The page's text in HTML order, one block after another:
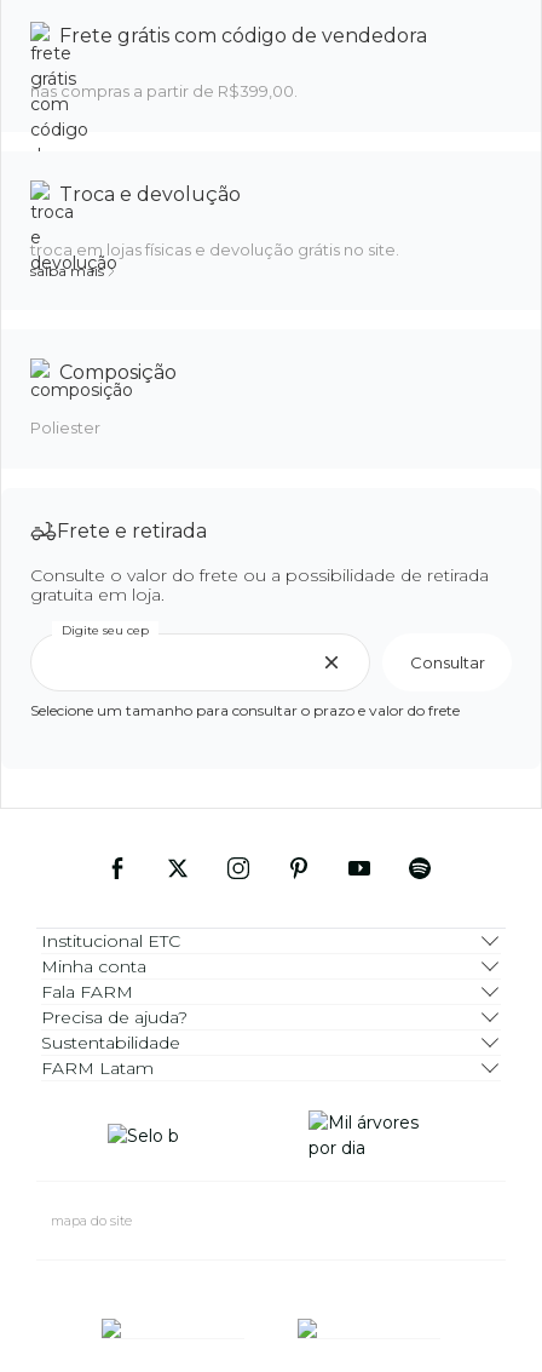
Frete grátis com código de vendedora
nas compras a partir de R$399,00.
Troca e devolução
troca em lojas físicas e devolução grátis no site.
saiba mais
Composição
Poliester
Frete e retirada
Consulte o valor do frete ou a possibilidade de retirada
gratuita em loja.
Digite seu cep
Consultar
Selecione um tamanho para consultar o prazo e valor do frete
Institucional ETC
Minha conta
Fala FARM
Precisa de ajuda?
Sustentabilidade
FARM Latam
mapa do site